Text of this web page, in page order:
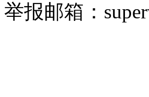
举报邮箱：